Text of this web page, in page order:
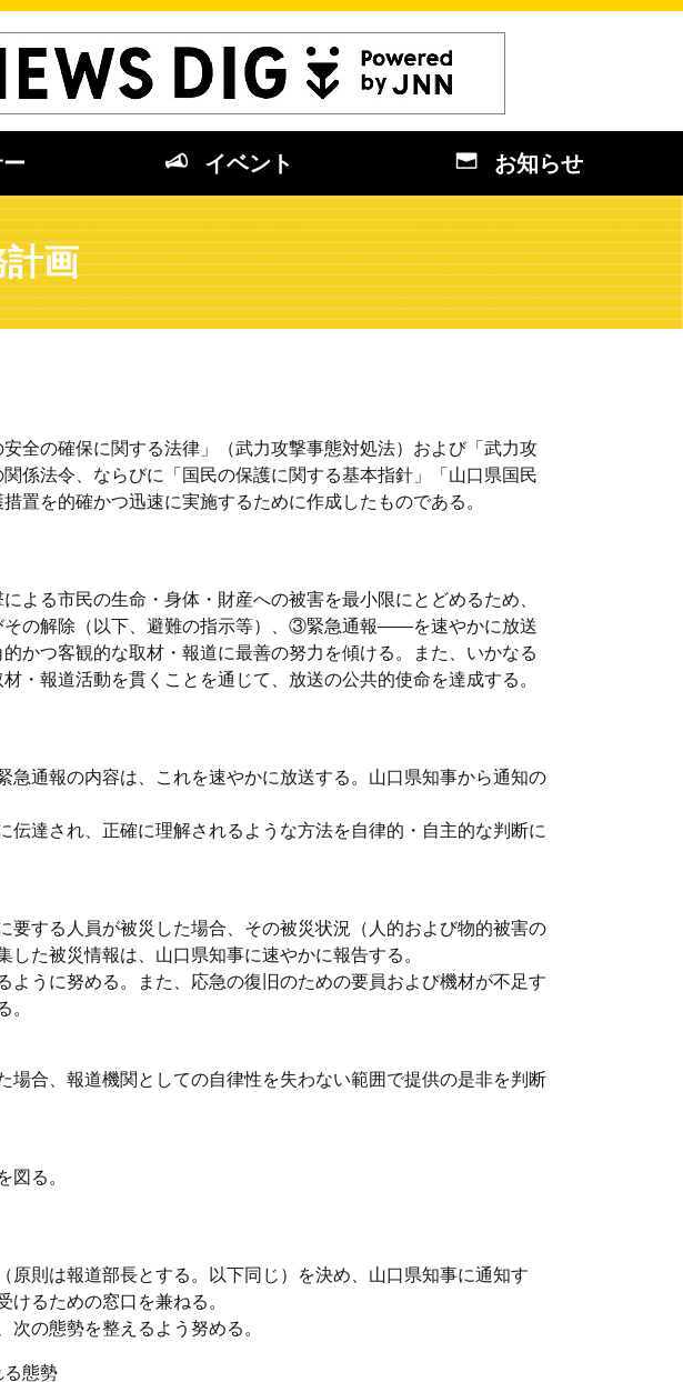
イベント お知らせ
画
全の確保に関する法律」（武力攻撃事態対処法）および「武力攻
係法令、ならびに「国民の保護に関する基本指針」「山口県国民
置を的確かつ迅速に実施するために作成したものである。
よる市民の生命・身体・財産への被害を最小限にとどめるため、
の解除（以下、避難の指示等）、③緊急通報――を速やかに放送
かつ客観的な取材・報道に最善の努力を傾ける。また、いかなる
・報道活動を貫くことを通じて、放送の公共的使命を達成する。
通報の内容は、これを速やかに放送する。山口県知事から通知の
達され、正確に理解されるような方法を自律的・自主的な判断に
する人員が被災した場合、その被災状況（人的および物的被害の
た被災情報は、山口県知事に速やかに報告する。
うに努める。また、応急の復旧のための要員および機材が不足す
。
合、報道機関としての自律性を失わない範囲で提供の是非を判断
図る。
則は報道部長とする。以下同じ）を決め、山口県知事に通知す
るための窓口を兼ねる。
の態勢を整えるよう努める。
る態勢